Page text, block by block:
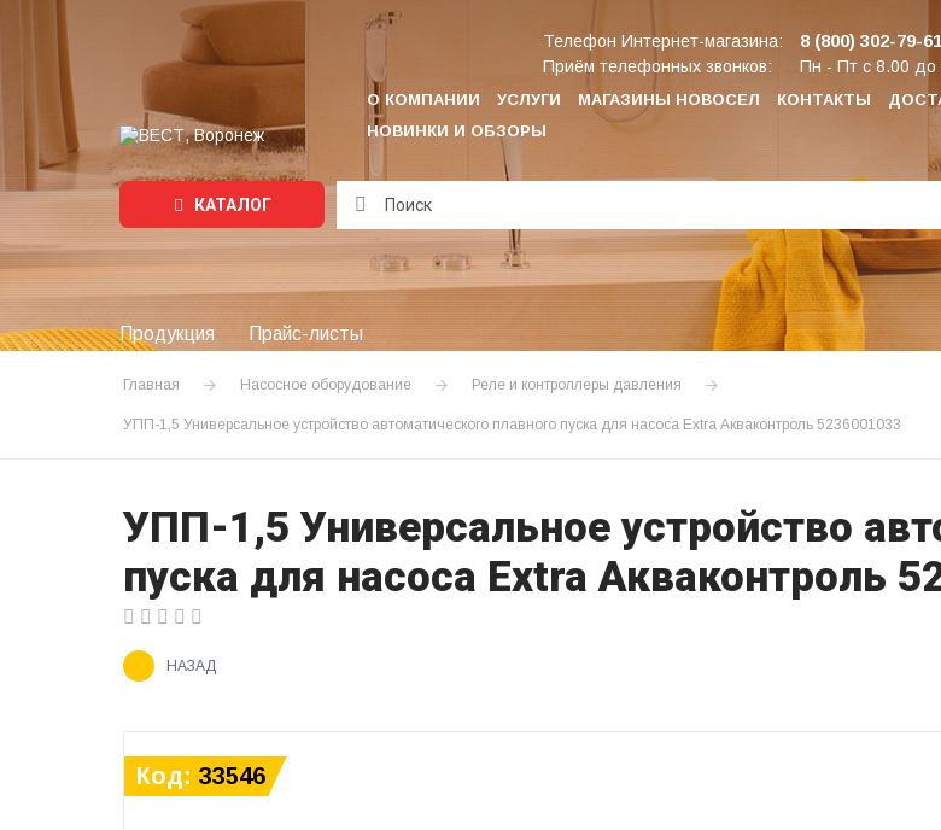
О КОМПАНИИ УСЛУГИ МАГАЗИНЫ НОВОСЕЛ КОНТАКТЫ
НОВИНКИ И ОБЗОРЫ
Телефон Интернет-магазина: 8 (800) 302-79-61
Приём телефонных звонков: Пн - Пт с 8.00 до
КАТАЛОГ
Подождите...
Продукция Прайс-листы
Главная Насосное оборудование Реле и контроллеры давления
УПП-1,5 Универсальное устройство автоматического плавного пуска для насоса Extra Акваконтроль 5236001033
УПП-1,5 Универсальное устройство
пуска для насоса Extra Акваконтроль
НАЗАД
Код: 33546